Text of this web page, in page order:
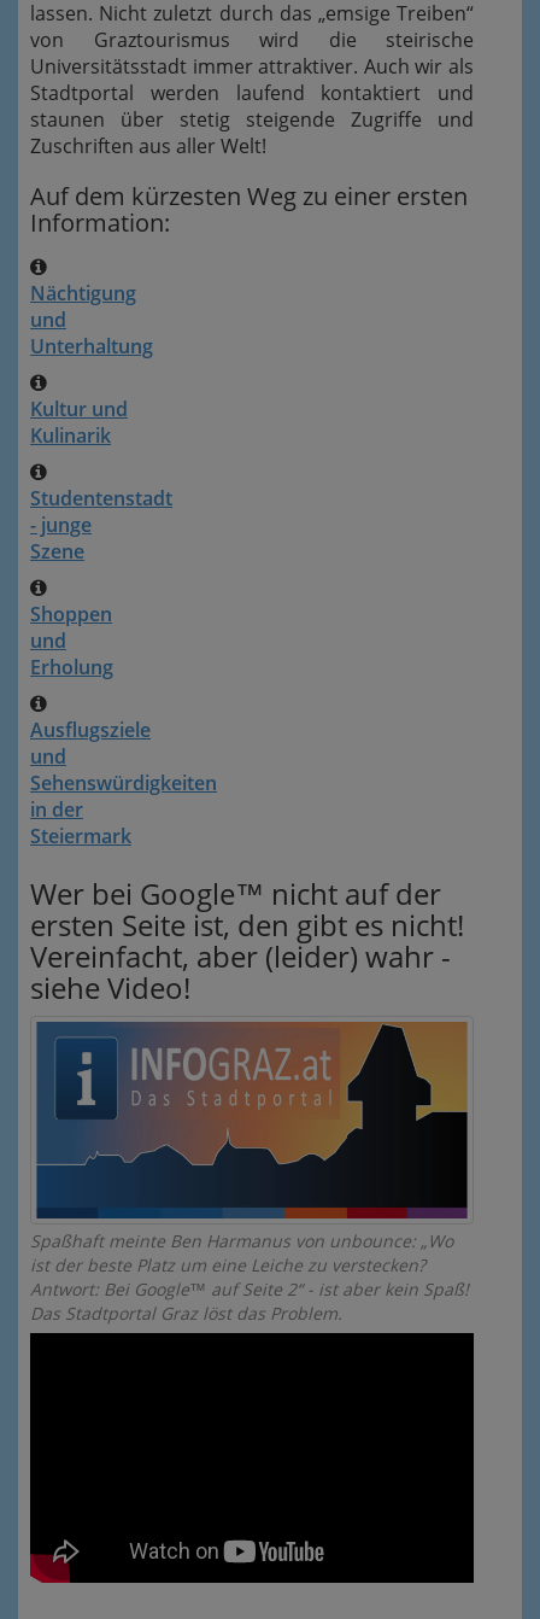
lassen. Nicht zuletzt durch das „emsige Treiben“
von Graztourismus wird die steirische
Universitätsstadt immer attraktiver. Auch wir als
Stadtportal werden laufend kontaktiert und
staunen über stetig steigende Zugriffe und
Zuschriften aus aller Welt!
Auf dem kürzesten Weg zu einer ersten
Information:
Nächtigung
und
Unterhaltung
Kultur und
Kulinarik
Studentenstadt
- junge
Szene
Shoppen
und
Erholung
Ausflugsziele
und
Sehenswürdigkeiten
in der
Steiermark
Wer bei Google™ nicht auf der
ersten Seite ist, den gibt es nicht!
Vereinfacht, aber (leider) wahr -
siehe Video!
Spaßhaft meinte Ben Harmanus von unbounce: „Wo
ist der beste Platz um eine Leiche zu verstecken?
Antwort: Bei Google™ auf Seite 2“ - ist aber kein Spaß!
Das Stadtportal Graz löst das Problem.